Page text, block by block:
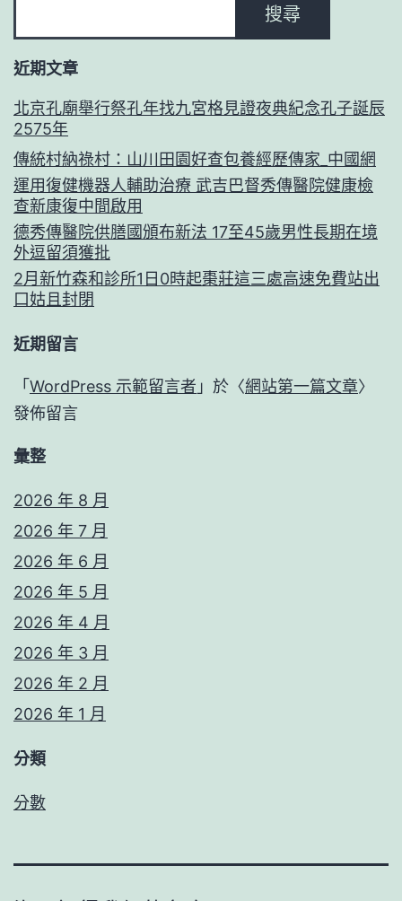
搜尋
近期文章
北京孔廟舉行祭孔年找九宮格見證夜典紀念孔子誕辰
2575年
傳統村納祿村：山川田園好查包養經歷傳家_中國網
運用復健機器人輔助治療 武吉巴督秀傳醫院健康檢
查新康復中間啟用
德秀傳醫院供膳國頒布新法 17至45歲男性長期在境
外逗留須獲批
2月新竹森和診所1日0時起棗莊這三處高速免費站出
口姑且封閉
近期留言
「 WordPress 示範留言者 」於〈網站第一篇文章〉
發佈留言
彙整
2026 年 8 月
2026 年 7 月
2026 年 6 月
2026 年 5 月
2026 年 4 月
2026 年 3 月
2026 年 2 月
2026 年 1 月
分類
分數